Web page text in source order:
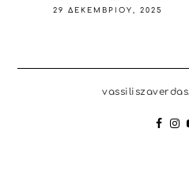
29 ΔΕΚΕΜΒΡΊΟΥ, 2025